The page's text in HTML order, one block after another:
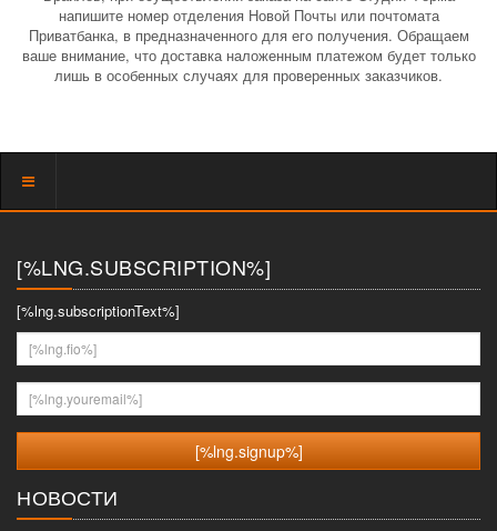
напишите номер отделения Новой Почты или почтомата
Приватбанка, в предназначенного для его получения. Обращаем
ваше внимание, что доставка наложенным платежом будет только
лишь в особенных случаях для проверенных заказчиков.
Показать
[%LNG.SUBSCRIPTION%]
[%lng.subscriptionText%]
[%lng.fio%]
[%lng.youremail%]
НОВОСТИ